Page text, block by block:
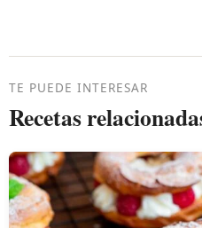
TE PUEDE INTERESAR
Recetas